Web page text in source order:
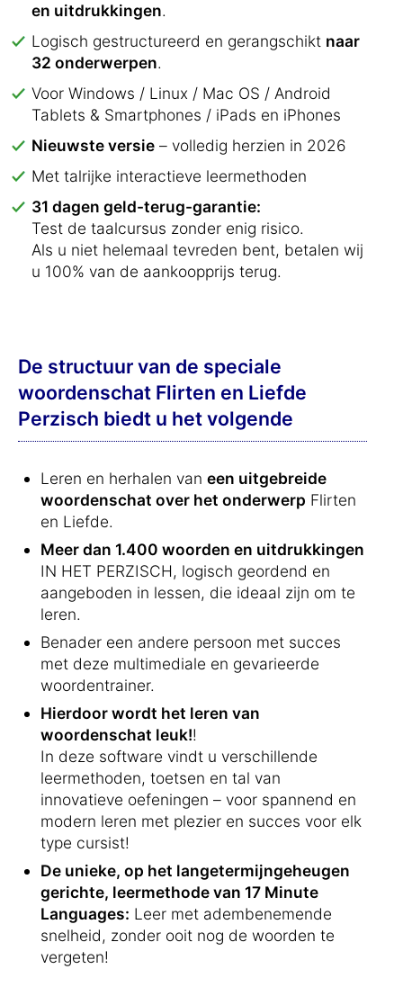
en uitdrukkingen.
Logisch gestructureerd en gerangschikt naar
32 onderwerpen.
Voor Windows / Linux / Mac OS / Android
Tablets & Smartphones / iPads en iPhones
Nieuwste versie – volledig herzien in 2026
Met talrijke interactieve leermethoden
31 dagen geld-terug-garantie:
Test de taalcursus zonder enig risico.
Als u niet helemaal tevreden bent, betalen wij
u 100% van de aankoopprijs terug.
De structuur van de speciale
woordenschat Flirten en Liefde
Perzisch biedt u het volgende
Leren en herhalen van een uitgebreide
woordenschat over het onderwerp Flirten
en Liefde.
Meer dan 1.400 woorden en uitdrukkingen
IN HET PERZISCH, logisch geordend en
aangeboden in lessen, die ideaal zijn om te
leren.
Benader een andere persoon met succes
met deze multimediale en gevarieerde
woordentrainer.
Hierdoor wordt het leren van
woordenschat leuk!!
In deze software vindt u verschillende
leermethoden, toetsen en tal van
innovatieve oefeningen – voor spannend en
modern leren met plezier en succes voor elk
type cursist!
De unieke, op het langetermijngeheugen
gerichte, leermethode van 17 Minute
Languages: Leer met adembenemende
snelheid, zonder ooit nog de woorden te
vergeten!